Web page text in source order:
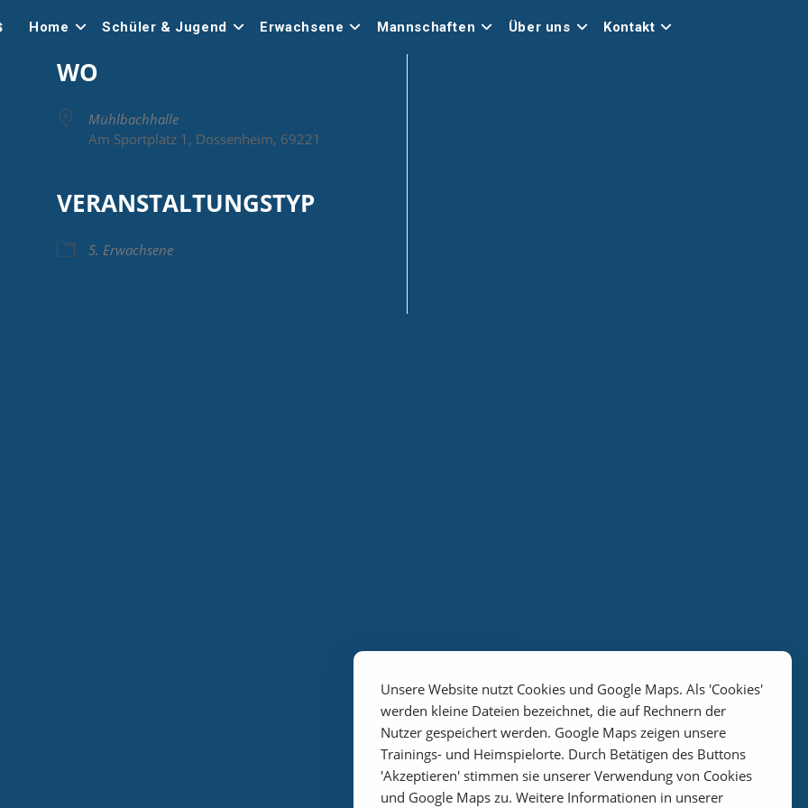
Home Schüler & Jugend Erwachsene Mannschaften Über uns Kontakt
WO
Mühlbachhalle
Am Sportplatz 1, Dossenheim, 69221
VERANSTALTUNGSTYP
5. Erwachsene
Unsere Website nutzt Cookies und Google Maps. Als 'Cookies'
werden kleine Dateien bezeichnet, die auf Rechnern der
Nutzer gespeichert werden. Google Maps zeigen unsere
Trainings- und Heimspielorte. Durch Betätigen des Buttons
'Akzeptieren' stimmen sie unserer Verwendung von Cookies
und Google Maps zu. Weitere Informationen in unserer